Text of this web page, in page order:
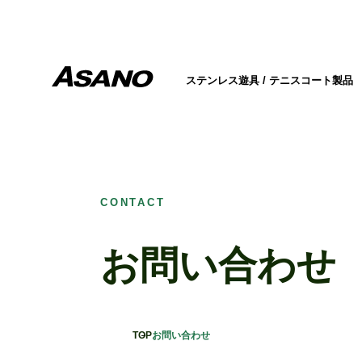
ステンレス遊具 / テニスコート製品
CONTACT
お問い合わせ
TOPお問い合わせ